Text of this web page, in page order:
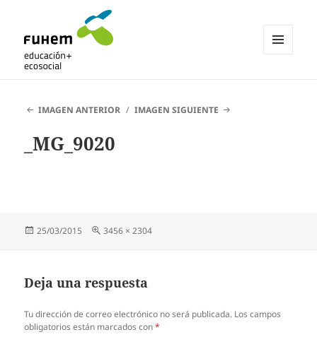
IMAGEN ANTERIOR IMAGEN SIGUIENTE
_MG_9020
Publicado
25/03/2015
Tamaño
3456 × 2304
Deja una respuesta
Tu dirección de correo electrónico no será publicada. Los campos
obligatorios están marcados con*